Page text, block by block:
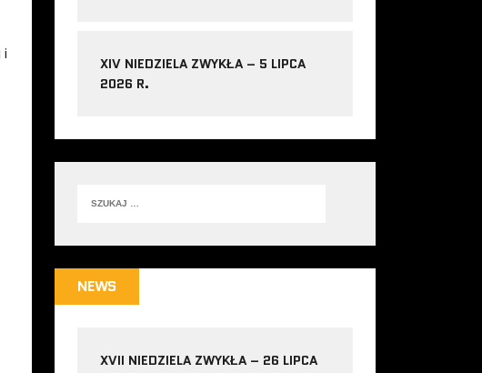
i
XIV NIEDZIELA ZWYKŁA – 5 LIPCA
2026 R.
NEWS
XVII NIEDZIELA ZWYKŁA – 26 LIPCA